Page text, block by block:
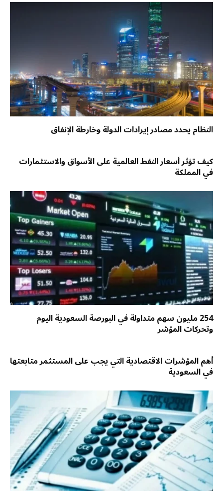
النظام يحدد مصادر إيرادات الدولة وخارطة الإنفاق
كيف تؤثر أسعار النفط العالمية على الأسواق والاستثمارات
في المملكة
254 مليون سهم متداولة في البورصة السعودية اليوم
وتحركات المؤشر
أهم المؤشرات الاقتصادية التي يجب على المستثمر متابعتها
في السعودية